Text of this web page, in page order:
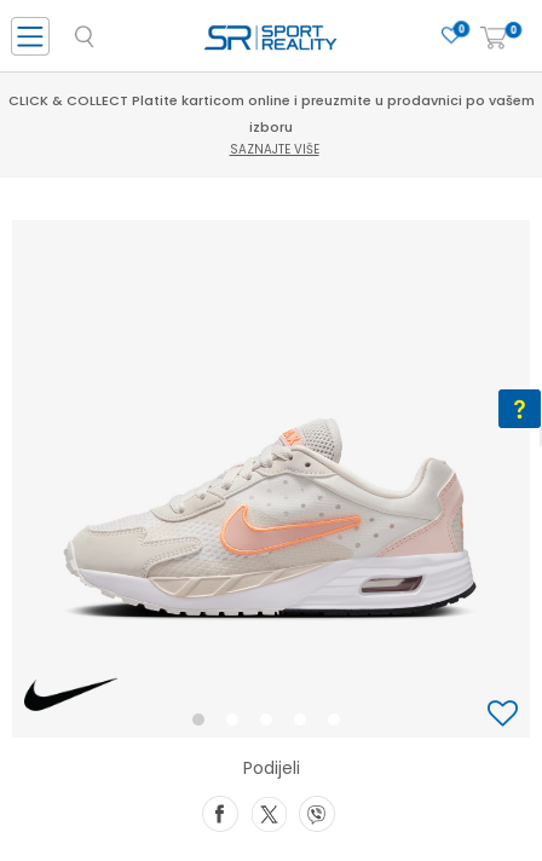
0
0
CLICK & COLLECT Platite karticom online i preuzmite u prodavnici po vašem
izboru
SAZNAJTE VIŠE
1
Podijeli